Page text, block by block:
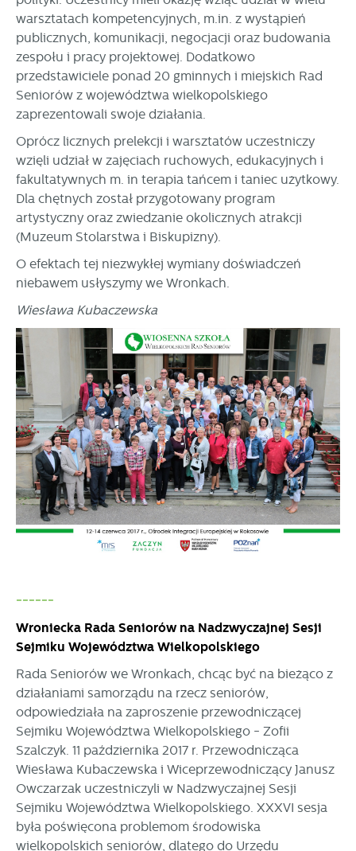
warsztatach kompetencyjnych, m.in. z wystąpień
publicznych, komunikacji, negocjacji oraz budowania
zespołu i pracy projektowej. Dodatkowo
przedstawiciele ponad 20 gminnych i miejskich Rad
Seniorów z województwa wielkopolskiego
zaprezentowali swoje działania.
Oprócz licznych prelekcji i warsztatów uczestniczy
wzięli udział w zajęciach ruchowych, edukacyjnych i
fakultatywnych m. in terapia tańcem i taniec użytkowy.
Dla chętnych został przygotowany program
artystyczny oraz zwiedzanie okolicznych atrakcji
(Muzeum Stolarstwa i Biskupizny).
O efektach tej niezwykłej wymiany doświadczeń
niebawem usłyszymy we Wronkach.
Wiesława Kubaczewska
------
Wroniecka Rada Seniorów na Nadzwyczajnej Sesji
Sejmiku Województwa Wielkopolskiego
Rada Seniorów we Wronkach, chcąc być na bieżąco z
działaniami samorządu na rzecz seniorów,
odpowiedziała na zaproszenie przewodniczącej
Sejmiku Województwa Wielkopolskiego - Zofii
Szalczyk. 11 października 2017 r. Przewodnicząca
Wiesława Kubaczewska i Wiceprzewodniczący Janusz
Owczarzak uczestniczyli w Nadzwyczajnej Sesji
Sejmiku Województwa Wielkopolskiego. XXXVI sesja
była poświęcona problemom środowiska
wielkopolskich seniorów, dlatego do Urzędu